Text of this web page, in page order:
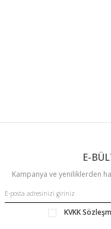
E-
Kampanya ve yeniliklerden
KVKK